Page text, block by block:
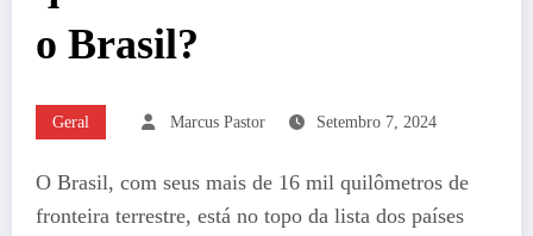
o Brasil?
Geral Marcus Pastor Setembro 7, 2024
O Brasil, com seus mais de 16 mil quilômetros de
fronteira terrestre, está no topo da lista dos países